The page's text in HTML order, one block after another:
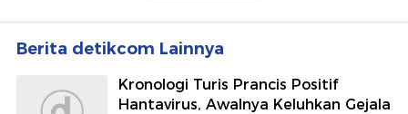
Berita detikcom Lainnya
Kronologi Turis Prancis Positif
Hantavirus, Awalnya Keluhkan Gejala